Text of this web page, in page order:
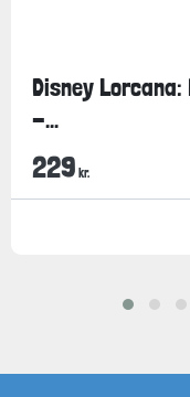
Disney
-...
229 kr.